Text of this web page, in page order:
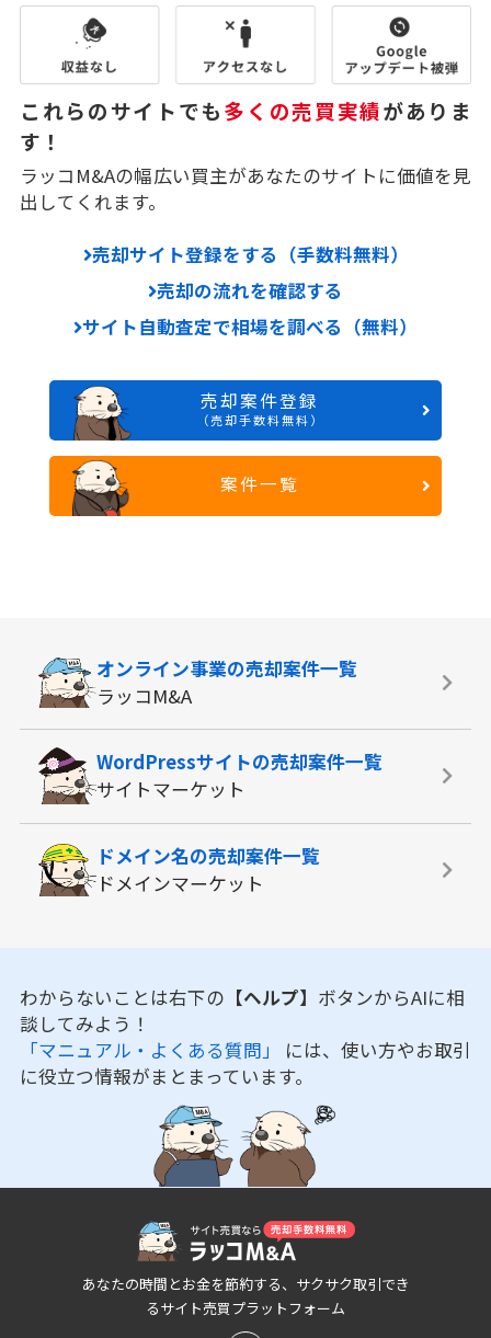
これらのサイトでも多くの売買実績がありま
す！
ラッコM&Aの幅広い買主があなたのサイトに価値を見
出してくれます。
売却サイト登録をする（手数料無料）
売却の流れを確認する
サイト自動査定で相場を調べる（無料）
売却案件登録
（売却手数料無料）
案件一覧
オンライン事業の売却案件一覧
ラッコM&A
WordPressサイトの売却案件一覧
サイトマーケット
ドメイン名の売却案件一覧
ドメインマーケット
わからないことは右下の 【ヘルプ】 ボタンからAIに相
談してみよう！
「マニュアル・よくある質問」 には、使い方やお取引
に役立つ情報がまとまっています。
あなたの時間とお金を節約する、サクサク取引でき
るサイト売買プラットフォーム